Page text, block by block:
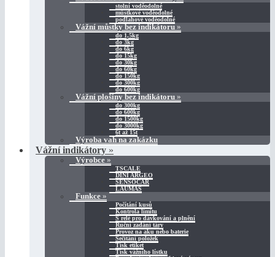
stolní voděodolné
můstkové voděodolné
podlahové voděodolné
Vážní můstky bez indikátoru »
do 1,5kg
do 3kg
do 6kg
do 15kg
do 30kg
do 60kg
do 150kg
do 300kg
do 600kg
Vážní plošiny bez indikátoru »
do 300kg
do 600kg
do 1500kg
do 3000kg
6t až 15t
Výroba vah na zakázku
Vážní indikátory »
Výrobce »
TSCALE
DINI ARGEO
SENSOCAR
LAUMAS
Funkce »
Počítání kusů
Kontrola limitu
S relé pro dávkování a plnění
Ruční zadání táry
Provoz na aku nebo baterie
Sečítání položek
Tisk etiket
Tisk vážního lístku